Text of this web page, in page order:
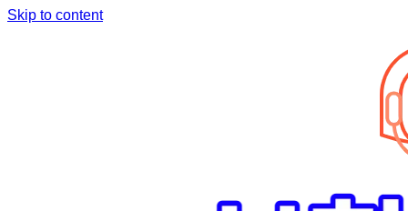
Skip to content